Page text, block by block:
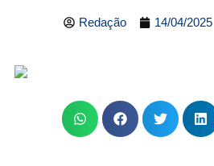
Redação 14/04/2025